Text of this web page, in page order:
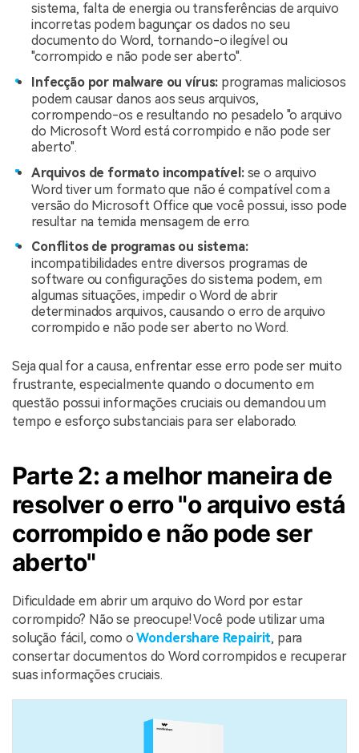
sistema, falta de energia ou transferências de arquivo
incorretas podem bagunçar os dados no seu
documento do Word, tornando-o ilegível ou
"corrompido e não pode ser aberto".
Infecção por malware ou vírus: programas maliciosos
podem causar danos aos seus arquivos,
corrompendo-os e resultando no pesadelo "o arquivo
do Microsoft Word está corrompido e não pode ser
aberto".
Arquivos de formato incompatível:se o arquivo
Word tiver um formato que não é compatível com a
versão do Microsoft Office que você possui, isso pode
resultar na temida mensagem de erro.
Conflitos de programas ou sistema:
incompatibilidades entre diversos programas de
software ou configurações do sistema podem, em
algumas situações, impedir o Word de abrir
determinados arquivos, causando o erro de arquivo
corrompido e não pode ser aberto no Word.
Seja qual for a causa, enfrentar esse erro pode ser muito
frustrante, especialmente quando o documento em
questão possui informações cruciais ou demandou um
tempo e esforço substanciais para ser elaborado.
Parte 2: a melhor maneira de
resolver o erro "o arquivo está
corrompido e não pode ser
aberto"
Dificuldade em abrir um arquivo do Word por estar
corrompido? Não se preocupe! Você pode utilizar uma
solução fácil, como oWondershare Repairit, para
consertar documentos do Word corrompidos e recuperar
suas informações cruciais.